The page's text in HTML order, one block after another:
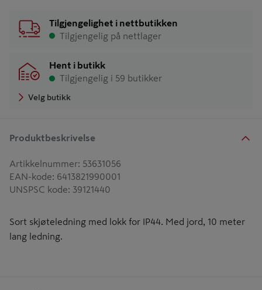
Tilgjengelighet i nettbutikken
Tilgjengelig på nettlager
Hent i butikk
Tilgjengelig i 59 butikker
Velg butikk
Produktbeskrivelse
Artikkelnummer: 53631056
EAN-kode: 6413821990001
UNSPSC kode: 39121440
Sort skjøteledning med lokk for IP44. Med jord, 10 meter
lang ledning.